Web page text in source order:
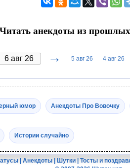
Читать анекдоты из
→ 5 авг 26 4 авг 26
юмор Анекдоты Про Вовочку
Истории случайно
| Анекдоты| Шутки| Тосты и